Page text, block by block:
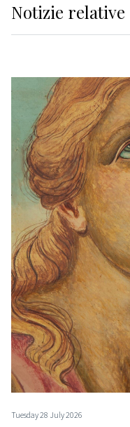
Notizie relative
Tuesday 28 July 2026